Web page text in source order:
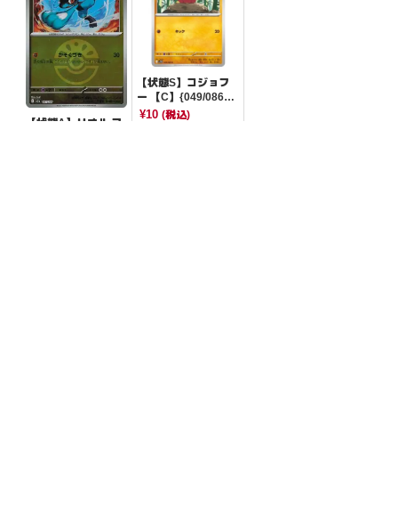
【状態A】リオル フ
【状態S】コジョフ
ー 【C】{049/086}
[SV11W]
¥10(税込)